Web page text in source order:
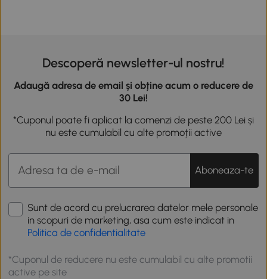
Descoperă newsletter-ul nostru!
Adaugă adresa de email și obține acum o reducere de
30 Lei!
*Cuponul poate fi aplicat la comenzi de peste 200 Lei și
nu este cumulabil cu alte promoții active
Aboneaza-te
Sunt de acord cu prelucrarea datelor mele personale
in scopuri de marketing, asa cum este indicat in
Politica de confidentialitate
*Cuponul de reducere nu este cumulabil cu alte promotii
active pe site